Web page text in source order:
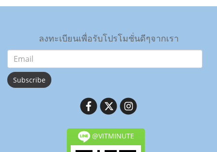
ลงทะเบียนเพื่อรับโปรโมชั่นดีๆจากเรา
Subscribe
@VITMINUTE